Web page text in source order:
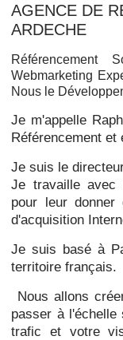
AGENCE DE
ARDECHE
Référencement
Webmarketing
Nous le
Je m'appelle
Référencement et
Je suis le
Je travaille avec
pour leur
d'acquisition
Je suis basé à
territoire français.
Nous allons
passer à l'échelle
trafic et votre